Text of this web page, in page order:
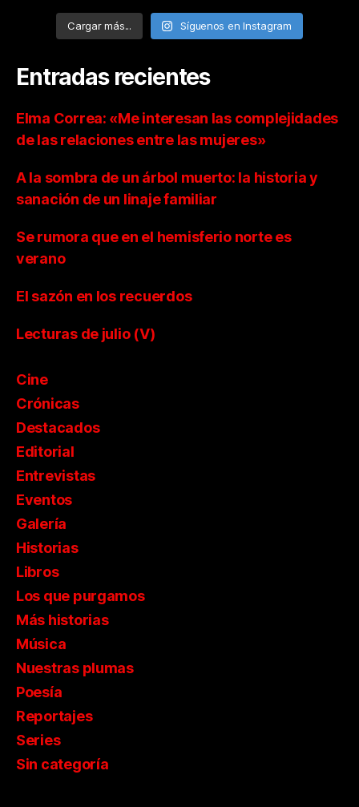
Cargar más... Síguenos en Instagram
Entradas recientes
Elma Correa: «Me interesan las complejidades
de las relaciones entre las mujeres»
A la sombra de un árbol muerto: la historia y
sanación de un linaje familiar
Se rumora que en el hemisferio norte es
verano
El sazón en los recuerdos
Lecturas de julio (V)
Cine
Crónicas
Destacados
Editorial
Entrevistas
Eventos
Galería
Historias
Libros
Los que purgamos
Más historias
Música
Nuestras plumas
Poesía
Reportajes
Series
Sin categoría